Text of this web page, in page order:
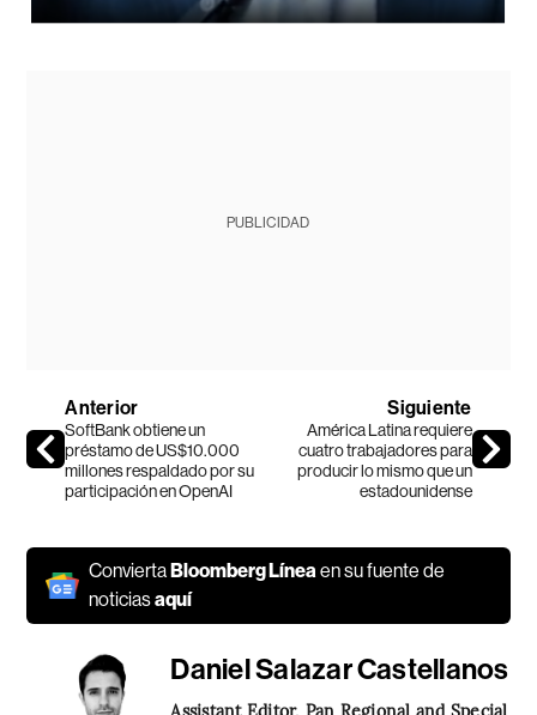
PUBLICIDAD
Anterior
SoftBank obtiene un
préstamo de US$10.000
millones respaldado por su
participación en OpenAI
Siguiente
América Latina requiere
cuatro trabajadores para
producir lo mismo que un
estadounidense
ConviertaBloomberg Líneaen su fuente de
noticiasaquí
Daniel Salazar Castellanos